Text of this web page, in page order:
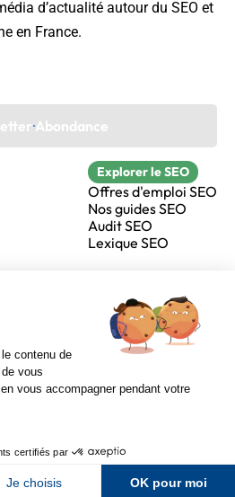
Sur Youtube
Facebook
d’actualité autour du SEO et
en France.
Abondance
Explorer le SEO
Offres d'emploi SEO
Nos guides SEO
Audit SEO
Lexique SEO
CGV